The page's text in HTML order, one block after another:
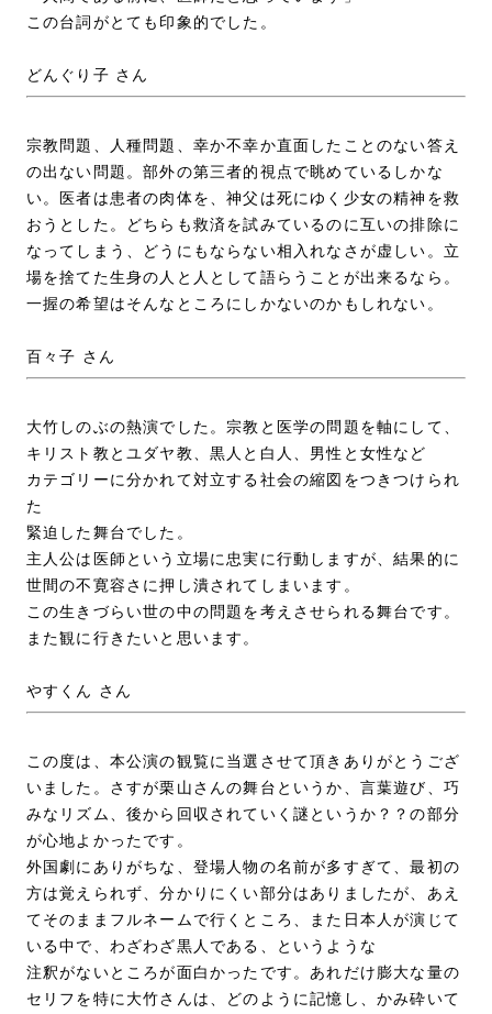
この台詞がとても印象的でした。
どんぐり子 さん
宗教問題、人種問題、幸か不幸か直面したことのない答え
の出ない問題。部外の第三者的視点で眺めているしかな
い。医者は患者の肉体を、神父は死にゆく少女の精神を救
おうとした。どちらも救済を試みているのに互いの排除に
なってしまう、どうにもならない相入れなさが虚しい。立
場を捨てた生身の人と人として語らうことが出来るなら。
一握の希望はそんなところにしかないのかもしれない。
百々子 さん
大竹しのぶの熱演でした。宗教と医学の問題を軸にして、
キリスト教とユダヤ教、黒人と白人、男性と女性など
カテゴリーに分かれて対立する社会の縮図をつきつけられ
た
緊迫した舞台でした。
主人公は医師という立場に忠実に行動しますが、結果的に
世間の不寛容さに押し潰されてしまいます。
この生きづらい世の中の問題を考えさせられる舞台です。
また観に行きたいと思います。
やすくん さん
この度は、本公演の観覧に当選させて頂きありがとうござ
いました。さすが栗山さんの舞台というか、言葉遊び、巧
みなリズム、後から回収されていく謎というか？？の部分
が心地よかったです。
外国劇にありがちな、登場人物の名前が多すぎて、最初の
方は覚えられず、分かりにくい部分はありましたが、あえ
てそのままフルネームで行くところ、また日本人が演じて
いる中で、わざわざ黒人である、というような
注釈がないところが面白かったです。あれだけ膨大な量の
セリフを特に大竹さんは、どのように記憶し、かみ砕いて